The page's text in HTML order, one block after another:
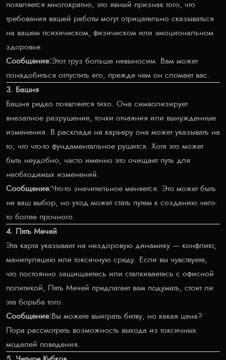
появляется многократно, это явный признак того, что
требования вашей работы могут отрицательно сказываться
на вашем психическом, физическом или эмоциональном
здоровье.
Сообщение:Этот груз больше невыносим. Вам может
понадобиться отпустить его, прежде чем он сломает вас.
3. Башня
Башня редко появляется тихо. Она символизирует
внезапное разрушение, точки отчаяния или вынужденные
изменения. В раскладе на карьеру она может указывать на
то, что что-то фундаментальное рушится. Хотя это может
быть неудобно, часто именно это очищает путь для
необходимых изменений.
Сообщение:Что-то значительное меняется. Это может быть
не ваш выбор, но уход может стать путем к созданию чего-
то более прочного.
4. Пять Мечей
Эта карта указывает на нездоровую динамику — конфликт,
манипуляцию или токсичную среду. Если вы чувствуете,
что постоянно защищаетесь или сталкиваетесь с офисной
политикой, Пять Мечей предлагает вам подумать, стоит ли
эта борьба того.
Сообщение:Вы можете выиграть битву, но какая цена?
Пора рассмотреть возможность выхода из токсичных
моделей поведения.